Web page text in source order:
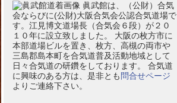
眞武館は、（公財）合気
会ならびに(公財)大阪合気会公認合気道場で
す。江見博文道場長（合気会６段）が２０
１０年に設立致しました。 大阪の枚方市に
本部道場ビルを置き、枚方、高槻の両市や
三島郡島本町を合気道普及活動地域として
日々合気道の研鑽をしております。 合気道
に興味のある方は、是非とも 問合せページ
よりご連絡下さい。